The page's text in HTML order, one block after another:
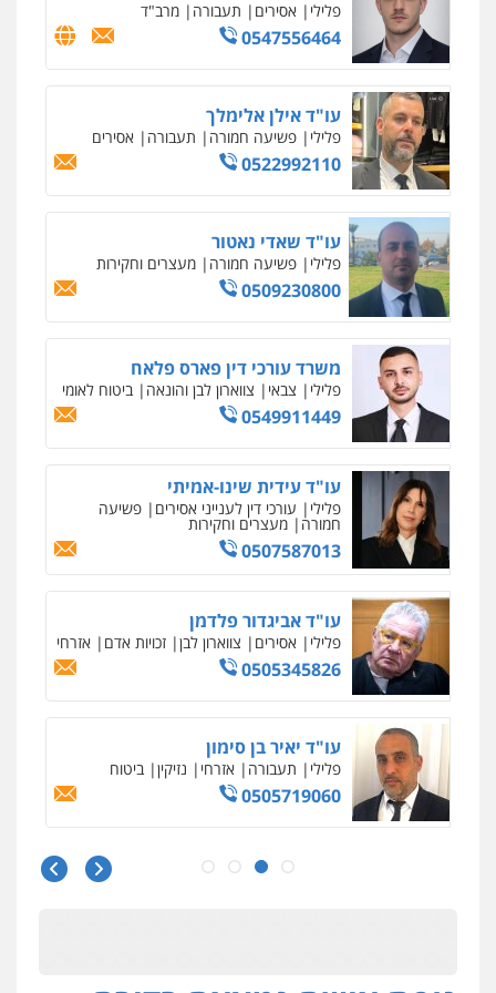
פלילי אסירים תעבורה מרב"ד
0547556464
עו"ד אילן אלימלך
פלילי פשיעה חמורה תעבורה אסירים
0522992110
עו"ד שאדי נאטור
פלילי פשיעה חמורה מעצרים וחקירות
0509230800
משרד עורכי דין פארס פלאח
פלילי צבאי צווארון לבן והונאה ביטוח לאומי
0549911449
עו"ד עידית שינו-אמיתי
פלילי עורכי דין לענייני אסירים פשיעה
חמורה מעצרים וחקירות
0507587013
עו"ד אביגדור פלדמן
פלילי אסירים צווארון לבן זכויות אדם אזרחי
0505345826
עו"ד יאיר בן סימון
פלילי תעבורה אזרחי נזיקין ביטוח
0505719060
עו"ד נס בן נתן